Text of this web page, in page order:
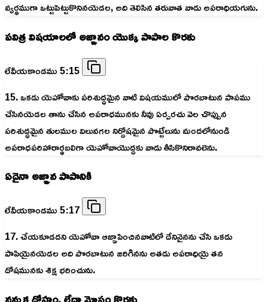
వ్యర్థముగా ఒట్టుపెట్టుకొనినయెడల, అది తెలిసిన తరువాత వాడు అపరాధియగును.
పవిత్ర విషయాలలో అజ్ఞానం యొక్క పాపాల కొరకు
లేవీయకాండము 5:15
15. ఒకడు యెహోవాకు పరిశుద్ధమైన వాటి విషయములో పొరబాటున పాపము
చేసినయెడల తాను చేసిన అపరాధమునకు నీవు ఏర్పరచు వెల చొప్పున
పరిశుద్ధమైన తులముల విలువగల నిర్దోషమైన పొట్టేలును మందలోనుండి
అపరాధపరిహారార్థబలిగా యెహోవాయొద్దకు వాడు తీసికొనిరావలెను.
ఏదైనా అజ్ఞాన పాపానికి
లేవీయకాండము 5:17
17. చేయకూడదని యెహోవా ఆజ్ఞాపించినవాటిలో దేనినైనను చేసి ఒకడు
పాపియైనయెడల అది పొరబాటున జరిగినను అతడు అపరాధియై తన
దోషమునకు శిక్ష భరించును.